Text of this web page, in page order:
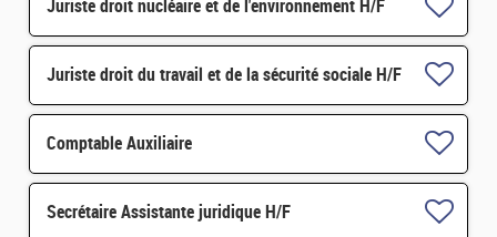
Juriste droit nucléaire et de l'environnement H/F
Juriste droit du travail et de la sécurité sociale H/F
Comptable Auxiliaire
Secrétaire Assistante juridique H/F